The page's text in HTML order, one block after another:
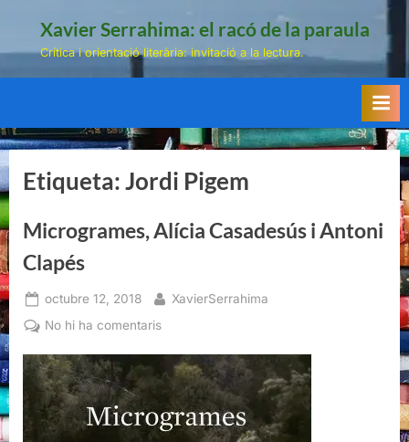
Xavier Serrahima: el racó de la paraula
Crítica i orientació literària: invitació a la lectura.
Etiqueta:Jordi Pigem
Microgrames, Alícia Casadesús i Antoni
Clapés
Posted
on
octubre 12, 2018 By
XavierSerrahima
No hi ha comentarisa
Alícia
Casadesús
Antoni